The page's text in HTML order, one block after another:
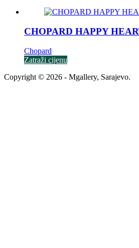
CHOPARD HAPPY
Chopard
Zatraži cijenu
Copyright © 2026 - Mgallery, Sarajevo.